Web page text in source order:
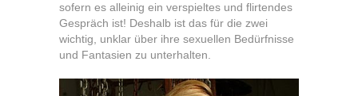
sofern es alleinig ein verspieltes und flirtendes
Gespräch ist! Deshalb ist das für die zwei
wichtig, unklar über ihre sexuellen Bedürfnisse
und Fantasien zu unterhalten.